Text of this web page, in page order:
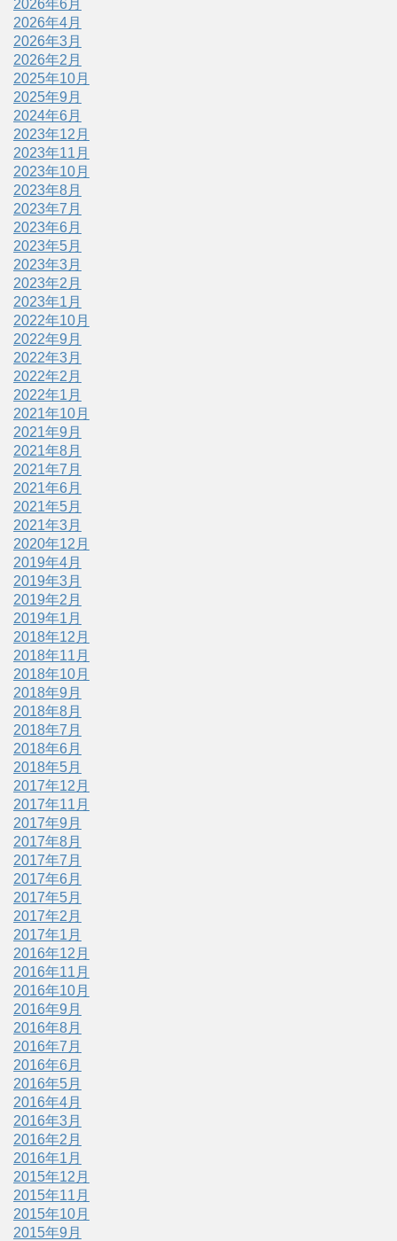
2026年6月
2026年4月
2026年3月
2026年2月
2025年10月
2025年9月
2024年6月
2023年12月
2023年11月
2023年10月
2023年8月
2023年7月
2023年6月
2023年5月
2023年3月
2023年2月
2023年1月
2022年10月
2022年9月
2022年3月
2022年2月
2022年1月
2021年10月
2021年9月
2021年8月
2021年7月
2021年6月
2021年5月
2021年3月
2020年12月
2019年4月
2019年3月
2019年2月
2019年1月
2018年12月
2018年11月
2018年10月
2018年9月
2018年8月
2018年7月
2018年6月
2018年5月
2017年12月
2017年11月
2017年9月
2017年8月
2017年7月
2017年6月
2017年5月
2017年2月
2017年1月
2016年12月
2016年11月
2016年10月
2016年9月
2016年8月
2016年7月
2016年6月
2016年5月
2016年4月
2016年3月
2016年2月
2016年1月
2015年12月
2015年11月
2015年10月
2015年9月